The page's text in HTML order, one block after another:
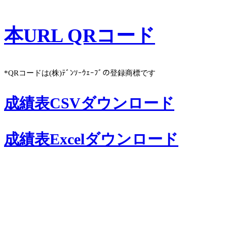
本URL QRコード
*QRコードは(株)ﾃﾞﾝｿｰｳｪｰﾌﾞの登録商標です
成績表CSVダウンロード
成績表Excelダウンロード